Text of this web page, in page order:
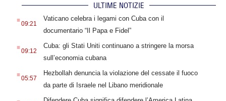
ULTIME NOTIZIE
.09:21
Vaticano celebra i legami con Cuba con il
documentario “Il Papa e Fidel”
.09:12
Cuba: gli Stati Uniti continuano a stringere la morsa
sull’economia cubana
.05:57
Hezbollah denuncia la violazione del cessate il fuoco
da parte di Israele nel Libano meridionale